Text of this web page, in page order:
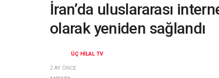
İran’da uluslararası
olarak yeniden sağlandı
ÜÇ HILAL TV
2 AY ÖNCE